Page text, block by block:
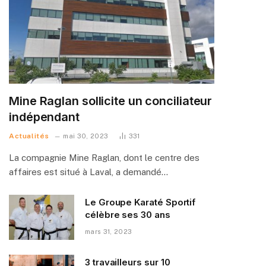
Mine Raglan sollicite un conciliateur
indépendant
Actualités mai 30, 2023 331
La compagnie Mine Raglan, dont le centre des
affaires est situé à Laval, a demandé…
Le Groupe Karaté Sportif
célèbre ses 30 ans
mars 31, 2023
3 travailleurs sur 10